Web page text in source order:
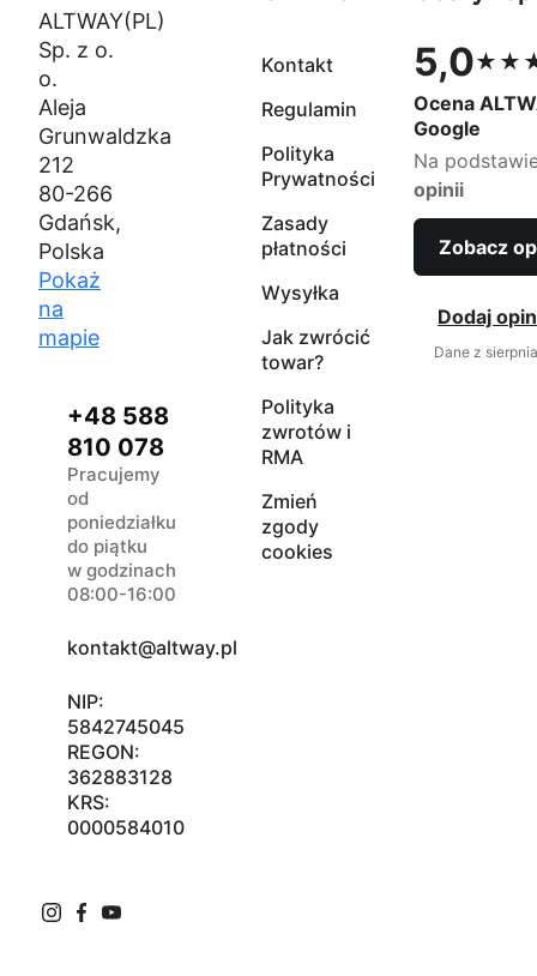
ALTWAY(PL)
Sp. z o.
o.
Aleja
Grunwaldzka
212
80-266
Gdańsk,
Polska
Pokaż
na
mapie
+48 588
810 078
Pracujemy
od
poniedziałku
do piątku
w godzinach
08:00-16:00
kontakt@altway.pl
NIP:
5842745045
REGON:
362883128
KRS:
0000584010
Kontakt
Regulamin
Polityka
Prywatności
Zasady
płatności
Wysyłka
Jak zwrócić
towar?
Polityka
zwrotów i
RMA
Zmień
zgody
cookies
5,0
Ocena 5,0
Ocena
Google
Na
opinii
Zobacz
Dodaj
Dane z